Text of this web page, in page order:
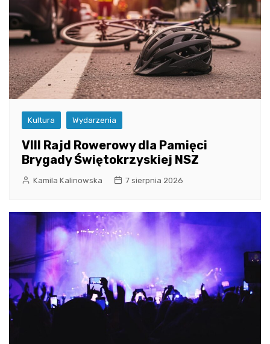
Kultura Wydarzenia
VIII Rajd Rowerowy dla Pamięci
Brygady Świętokrzyskiej NSZ
Kamila Kalinowska 7 sierpnia 2026